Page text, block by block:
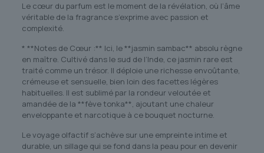
Le cœur du parfum est le moment de la révélation, où l’âme
véritable de la fragrance s’exprime avec passion et
complexité.
* **Notes de Cœur :** Ici, le **jasmin sambac** absolu règne
en maître. Cultivé dans le sud de l’Inde, ce jasmin rare est
traité comme un trésor. Il déploie une richesse envoûtante,
crémeuse et sensuelle, bien loin des facettes légères
habituelles. Il est sublimé par la rondeur veloutée et
amandée de la **fève tonka**, ajoutant une chaleur
enveloppante et narcotique à ce bouquet nocturne.
Le voyage olfactif s’achève sur une empreinte intime et
durable, un sillage qui se fond dans la peau pour en devenir